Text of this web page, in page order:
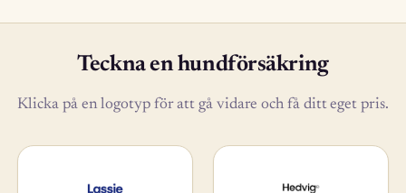
Teckna en hundförsäkring
Klicka på en logotyp för att gå vidare och få ditt eget pris.